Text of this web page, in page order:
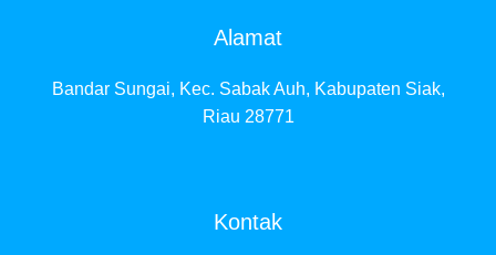
Alamat
Bandar Sungai, Kec. Sabak Auh, Kabupaten Siak,
Riau 28771
Kontak